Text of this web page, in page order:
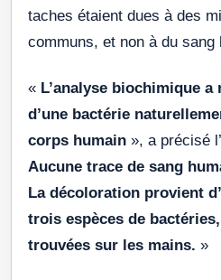
taches étaient dues à des
communs, et non à du sang
« L’analyse biochimique a
d’une bactérie
corps humain », a précisé
Aucune trace de sang
La décoloration provient
trois espèces de
trouvées sur les mains. »